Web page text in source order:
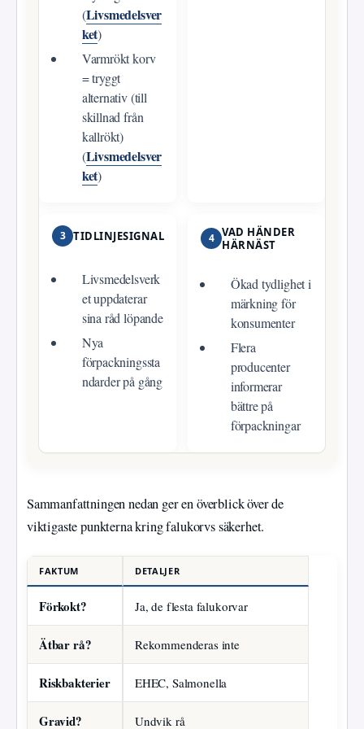
(Livsmedelsver
ket)
Varmrökt korv
= tryggt
alternativ (till
skillnad från
kallrökt)
(Livsmedelsver
ket)
3 TIDLINJESIGNAL
Livsmedelsverk
et uppdaterar
sina råd löpande
Nya
förpackningssta
ndarder på gång
4 VAD HÄNDER
HÄRNÄST
Ökad tydlighet i
märkning för
konsumenter
Flera
producenter
informerar
bättre på
förpackningar
Sammanfattningen nedan ger en överblick över de
viktigaste punkterna kring falukorvs säkerhet.
FAKTUM DETALJER
Förkokt? Ja, de flesta falukorvar
Ätbar rå? Rekommenderas inte
Riskbakterier EHEC, Salmonella
Gravid? Undvik rå